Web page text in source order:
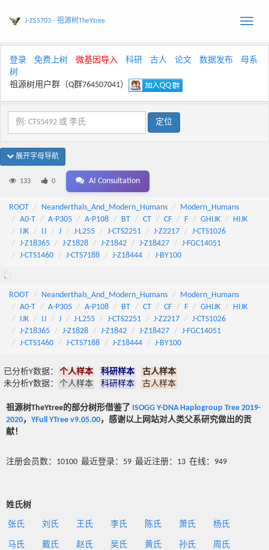
Toggle
J-ZS5703 - 祖源树TheYtree
登录 免费上树 微基因导入 科研 古人 论文 数据发布
母系
树
祖源树用户群（Q群764507041）
展开字母导航
133 0 AI Consultation
ROOT Neanderthals_And_Modern_Humans
Modern_Humans
A0-T
A-P305 A-P108 BT CT CF F GHIJK
HIJK
IJK
IJ J J-L255 J-CTS2251 J-Z2217
J-CTS1026
J-Z18365
J-Z1828 J-Z1842 J-Z18427
J-FGC14051
J-CTS1460
J-CTS7188 J-Z18444 J-BY100
ROOT Neanderthals_And_Modern_Humans
Modern_Humans
A0-T
A-P305 A-P108 BT CT CF F GHIJK
HIJK
IJK
IJ J J-L255 J-CTS2251 J-Z2217
J-CTS1026
J-Z18365
J-Z1828 J-Z1842 J-Z18427
J-FGC14051
J-CTS1460
J-CTS7188 J-Z18444 J-BY100
已分析Y数据： 个人样本 科研样本
古人样本
未分析Y数据：
个人样本 科研样本 古人样本
祖源树TheYtree的部分树形借鉴了 ISOGG Y-DNA Haplogroup Tree 2019-
2020， YFull YTree v9.05.00，感谢以上网站对人类父系研究做出的贡
献！
注册会员数：10100 最近登录：59 最近注册：13 在线：949
姓氏树
张氏 刘氏 王氏 李氏 陈氏 萧氏 杨氏
马氏 戴氏 赵氏 吴氏 黄氏 孙氏 周氏